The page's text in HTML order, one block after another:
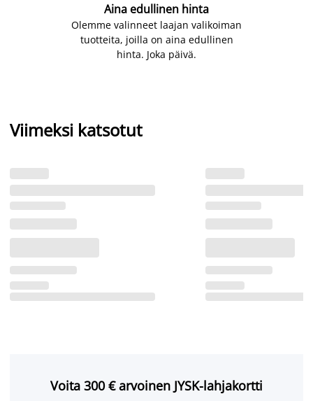
Aina edullinen hinta
Olemme valinneet laajan valikoiman
tuotteita, joilla on aina edullinen
hinta. Joka päivä.
Viimeksi katsotut
Voita 300 € arvoinen JYSK-lahjakortti